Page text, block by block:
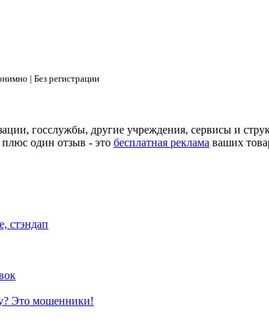
| Без регистрации
госслужбы, другие учреждения, сервисы и
один отзыв - это бесплатная реклама ваших
стэндап
Это мошенники!